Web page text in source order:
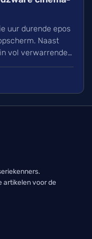
uur durende epos
Naast
vol verwarrende
evolueert de
praktische
artikelen voor de